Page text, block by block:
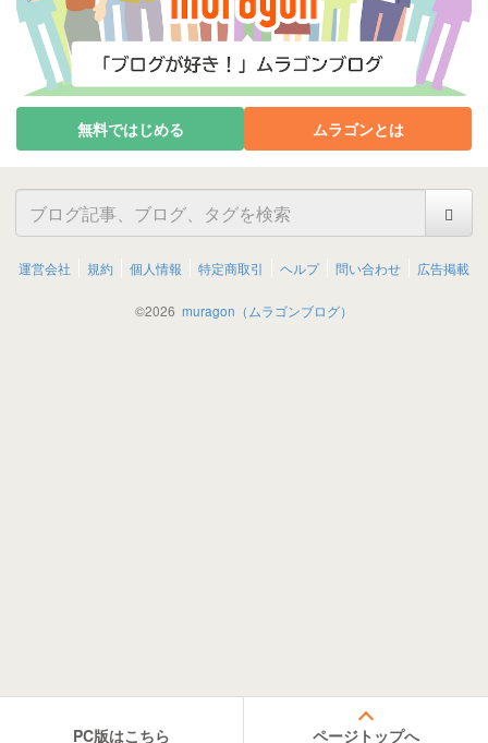
無料ではじめる ムラゴンとは
運営会社 規約 個人情報 特定商取引 ヘルプ 問い合わせ 広告掲載
©2026 muragon（ムラゴンブログ）
PC版はこちら ページトップへ